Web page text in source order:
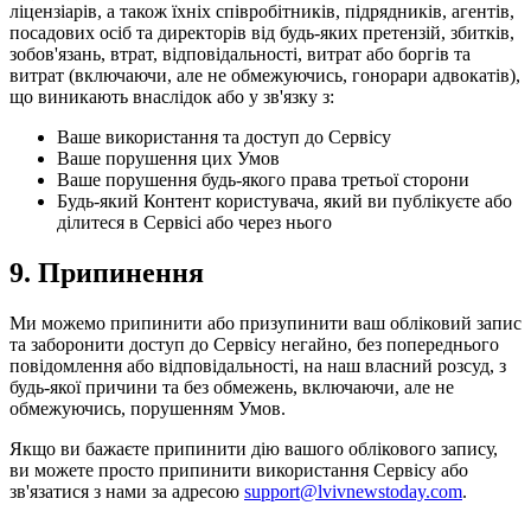
ліцензіарів, а також їхніх співробітників, підрядників, агентів,
посадових осіб та директорів від будь-яких претензій, збитків,
зобов'язань, втрат, відповідальності, витрат або боргів та
витрат (включаючи, але не обмежуючись, гонорари адвокатів),
що виникають внаслідок або у зв'язку з:
Ваше використання та доступ до Сервісу
Ваше порушення цих Умов
Ваше порушення будь-якого права третьої сторони
Будь-який Контент користувача, який ви публікуєте або
ділитеся в Сервісі або через нього
9. Припинення
Ми можемо припинити або призупинити ваш обліковий запис
та заборонити доступ до Сервісу негайно, без попереднього
повідомлення або відповідальності, на наш власний розсуд, з
будь-якої причини та без обмежень, включаючи, але не
обмежуючись, порушенням Умов.
Якщо ви бажаєте припинити дію вашого облікового запису,
ви можете просто припинити використання Сервісу або
зв'язатися з нами за адресою support@lvivnewstoday.com.